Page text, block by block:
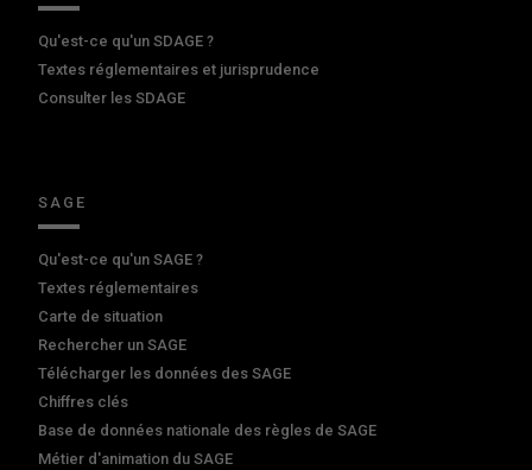
Qu'est-ce qu'un SDAGE ?
Textes réglementaires et jurisprudence
Consulter les SDAGE
SAGE
Qu'est-ce qu'un SAGE ?
Textes réglementaires
Carte de situation
Rechercher un SAGE
Télécharger les données des SAGE
Chiffres clés
Base de données nationale des règles de SAGE
Métier d'animation du SAGE